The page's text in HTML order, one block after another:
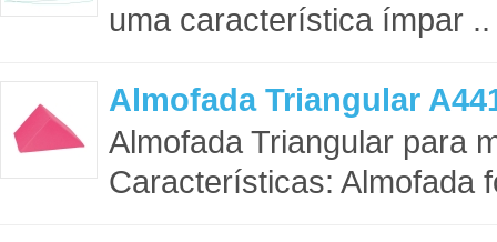
uma característica ímpar ..
Almofada Triangular
Almofada Triangular para
Características: Almofada